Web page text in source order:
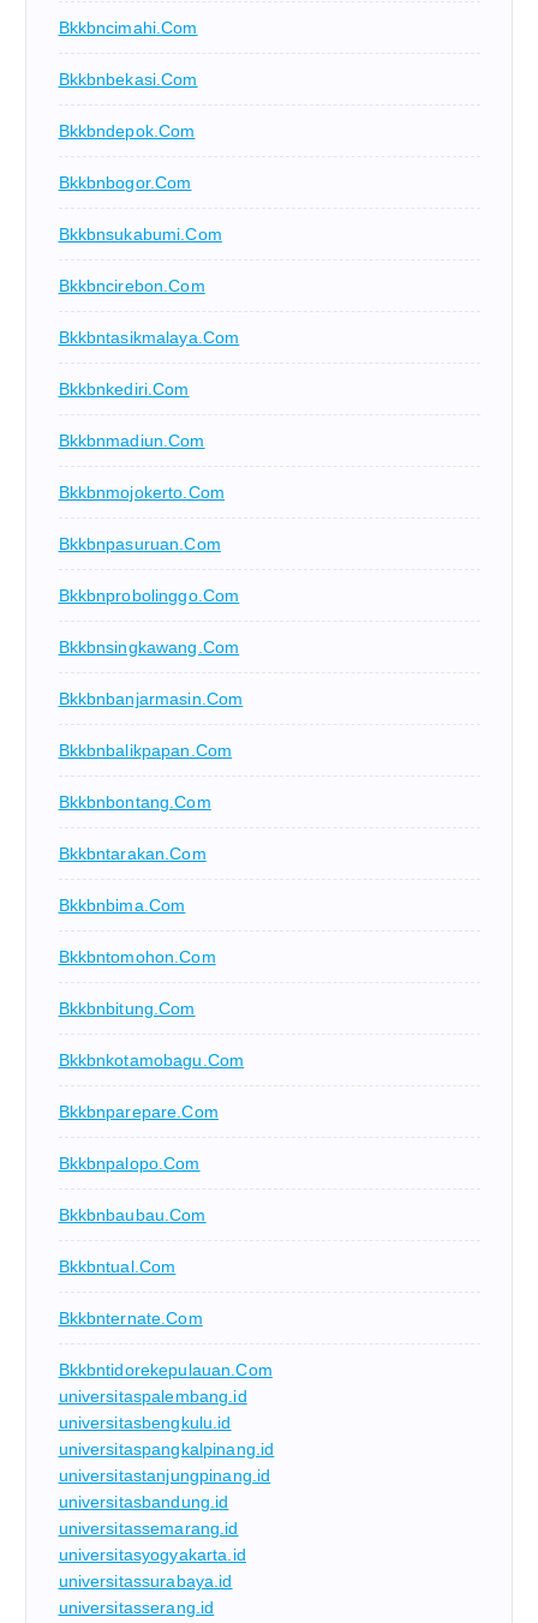
Bkkbncimahi.com
Bkkbnbekasi.com
Bkkbndepok.com
Bkkbnbogor.com
Bkkbnsukabumi.com
Bkkbncirebon.com
Bkkbntasikmalaya.com
Bkkbnkediri.com
Bkkbnmadiun.com
Bkkbnmojokerto.com
Bkkbnpasuruan.com
Bkkbnprobolinggo.com
Bkkbnsingkawang.com
Bkkbnbanjarmasin.com
Bkkbnbalikpapan.com
Bkkbnbontang.com
Bkkbntarakan.com
Bkkbnbima.com
Bkkbntomohon.com
Bkkbnbitung.com
Bkkbnkotamobagu.com
Bkkbnparepare.com
Bkkbnpalopo.com
Bkkbnbaubau.com
Bkkbntual.com
Bkkbnternate.com
Bkkbntidorekepulauan.com
universitaspalembang.id
universitasbengkulu.id
universitaspangkalpinang.id
universitastanjungpinang.id
universitasbandung.id
universitassemarang.id
universitasyogyakarta.id
universitassurabaya.id
universitasserang.id